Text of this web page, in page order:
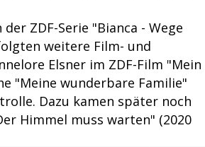
ZDF-Serie "Bianca - Wege
weitere Film- und
Elsner im ZDF-Film "Mein
"Meine wunderbare Familie"
Dazu kamen später noch
Himmel muss warten" (2020